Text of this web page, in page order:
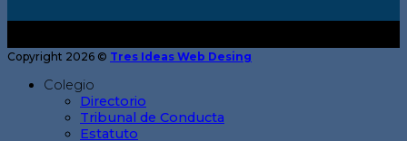
Copyright 2026 © Tres Ideas Web Desing
Colegio
Directorio
Tribunal de Conducta
Estatuto